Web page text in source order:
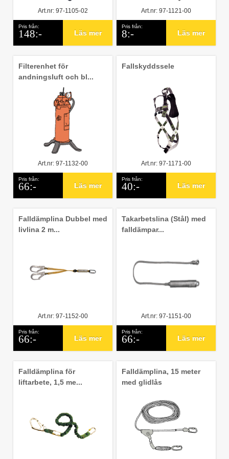
Art.nr: 97-1105-02
Pris från:
148:- Läs mer
Art.nr: 97-1121-00
Pris från:
8:- Läs mer
Filterenhet för
andningsluft och bl...
Art.nr: 97-1132-00
Pris från:
66:- Läs mer
Fallskyddssele
Art.nr: 97-1171-00
Pris från:
40:- Läs mer
Falldämplina Dubbel med
livlina 2 m...
Art.nr: 97-1152-00
Pris från:
66:- Läs mer
Takarbetslina (Stål) med
falldämpar...
Art.nr: 97-1151-00
Pris från:
66:- Läs mer
Falldämplina för
liftarbete, 1,5 me...
Falldämplina, 15 meter
med glidlås